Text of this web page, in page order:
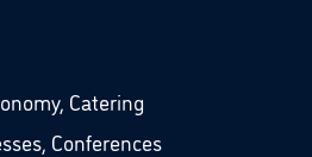
Catering
Conferences